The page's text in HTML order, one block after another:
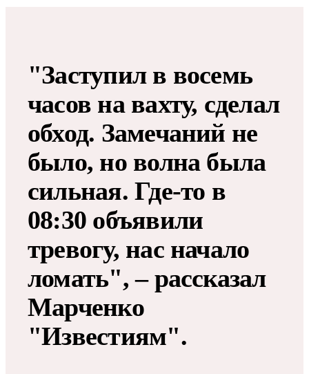
"Заступил в восемь
часов на вахту, сделал
обход. Замечаний не
было, но волна была
сильная. Где-то в
08:30 объявили
тревогу, нас начало
ломать", – рассказал
Марченко
"Известиям".